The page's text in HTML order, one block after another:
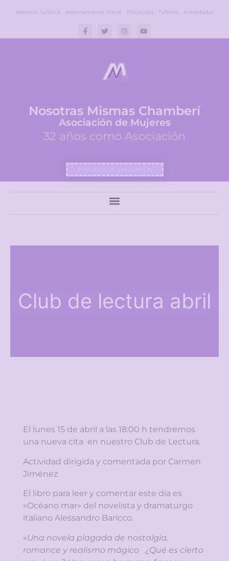
Asesoría Jurídica Asesoramiento Social Psicología Talleres Actividades
Nosotras Mismas Chamberí
Asociación de Mujeres
32 años como Asociación
ENCUESTA DE EVALUACIÓN
Club de lectura abril
El lunes 15 de abril a las 18:00 h tendremos
una nueva cita en nuestro Club de Lectura.
Actividad dirigida y comentada por Carmen
Jiménez
El libro para leer y comentar este día es
«Océano mar» del novelista y dramaturgo
italiano Alessandro Baricco.
«Una novela plagada de nostalgia,
romance y realismo mágico ¿Qué es cierto